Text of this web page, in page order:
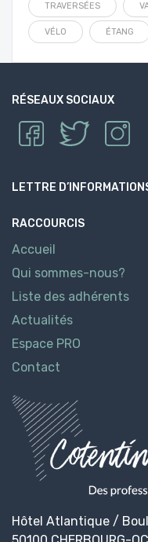
TRAVERSÉES
VÉLO ÉTANG
RÉSEAUX SOCIAUX
LETTRE
RACCOURCIS
Accueil
Qui sommes-nous?
Liste des adhérents
Actualités
Espace PRO
Contact
Hôtel Atlantique /